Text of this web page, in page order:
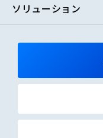
ソリューション